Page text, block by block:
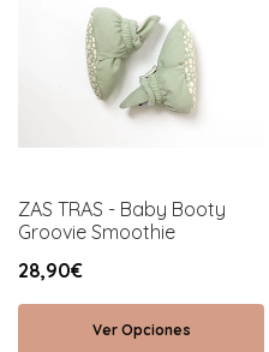
ZAS TRAS - Baby Booty
Groovie Smoothie
28,90€
Ver Opciones